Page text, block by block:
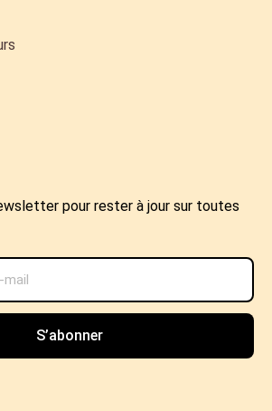
pour rester à jour sur toutes
S’abonner